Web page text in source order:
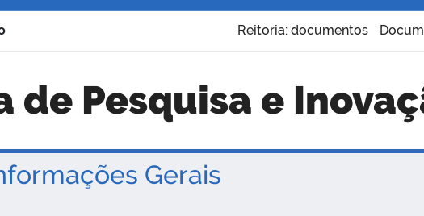
Reitoria: documentos
de Pesquisa e
Gerais